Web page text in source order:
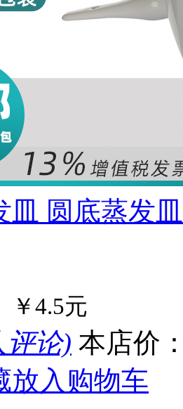
皿 圆底蒸发皿
￥4.5元
评论) 本店价
放入购物车